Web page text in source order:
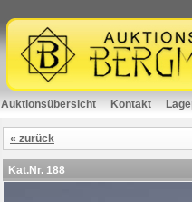
Auktionsübersicht Kontakt
« zurück
Kat.Nr. 188